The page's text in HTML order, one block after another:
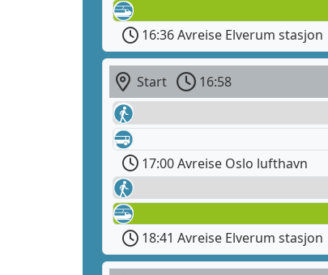
16:36 Avreise Elverum stasjon
Start 16:58
17:00 Avreise Oslo lufthavn
18:41 Avreise Elverum stasjon